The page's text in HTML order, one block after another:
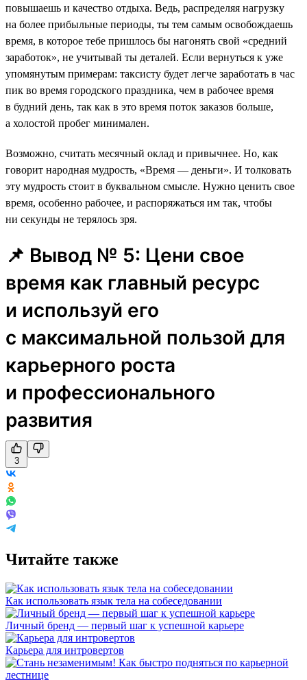
повышаешь и качество отдыха. Ведь, распределяя нагрузку
на более прибыльные периоды, ты тем самым освобождаешь
время, в которое тебе пришлось бы нагонять свой «средний
заработок», не учитывай ты деталей. Если вернуться к уже
упомянутым примерам: таксисту будет легче заработать в час
пик во время городского праздника, чем в рабочее время
в будний день, так как в это время поток заказов больше,
а холостой пробег минимален.
Возможно, считать месячный оклад и привычнее. Но, как
говорит народная мудрость, «Время — деньги». И толковать
эту мудрость стоит в буквальном смысле. Нужно ценить свое
время, особенно рабочее, и распоряжаться им так, чтобы
ни секунды не терялось зря.
📌 Вывод № 5: Цени свое
время как главный ресурс
и используй его
с максимальной пользой для
карьерного роста
и профессионального
развития
3
Читайте также
Как использовать язык тела на собеседовании
Личный бренд — первый шаг к успешной карьере
Карьера для интровертов